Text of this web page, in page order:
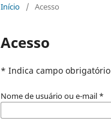
Início / Acesso
Acesso
* Indica campo obrigatório
Nome de usuário ou e-mail *